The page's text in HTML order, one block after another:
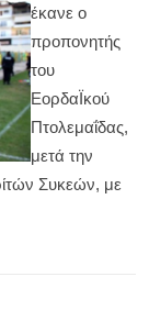
έκανε ο
προπονητής
του
ΕορδαΪκού
Πτολεμαΐδας,
μετά την
Συκεών, με